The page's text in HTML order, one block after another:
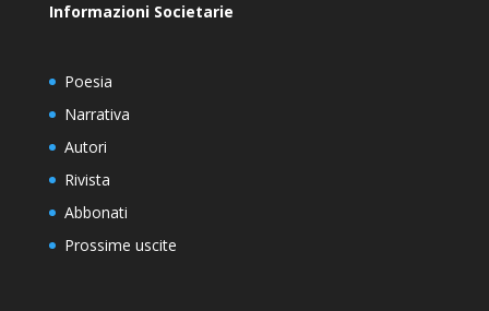
Informazioni Societarie
Poesia
Narrativa
Autori
Rivista
Abbonati
Prossime uscite